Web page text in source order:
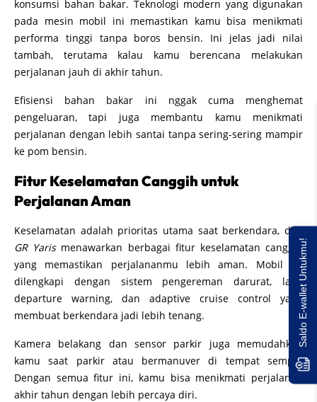
konsumsi bahan bakar. Teknologi modern yang digunakan
pada mesin mobil ini memastikan kamu bisa menikmati
performa tinggi tanpa boros bensin. Ini jelas jadi nilai
tambah, terutama kalau kamu berencana melakukan
perjalanan jauh di akhir tahun.
Efisiensi bahan bakar ini nggak cuma menghemat
pengeluaran, tapi juga membantu kamu menikmati
perjalanan dengan lebih santai tanpa sering-sering mampir
ke pom bensin.
Fitur Keselamatan Canggih untuk
Perjalanan Aman
Keselamatan adalah prioritas utama saat berkendara, dan
GR Yarismenawarkan berbagai fitur keselamatan canggih
yang memastikan perjalananmu lebih aman. Mobil ini
dilengkapi dengan sistem pengereman darurat, lane
departure warning, dan adaptive cruise control yang
membuat berkendara jadi lebih tenang.
Kamera belakang dan sensor parkir juga memudahkan
kamu saat parkir atau bermanuver di tempat sempit.
Dengan semua fitur ini, kamu bisa menikmati perjalanan
akhir tahun dengan lebih percaya diri.
Saldo E-wallet Untukmu!